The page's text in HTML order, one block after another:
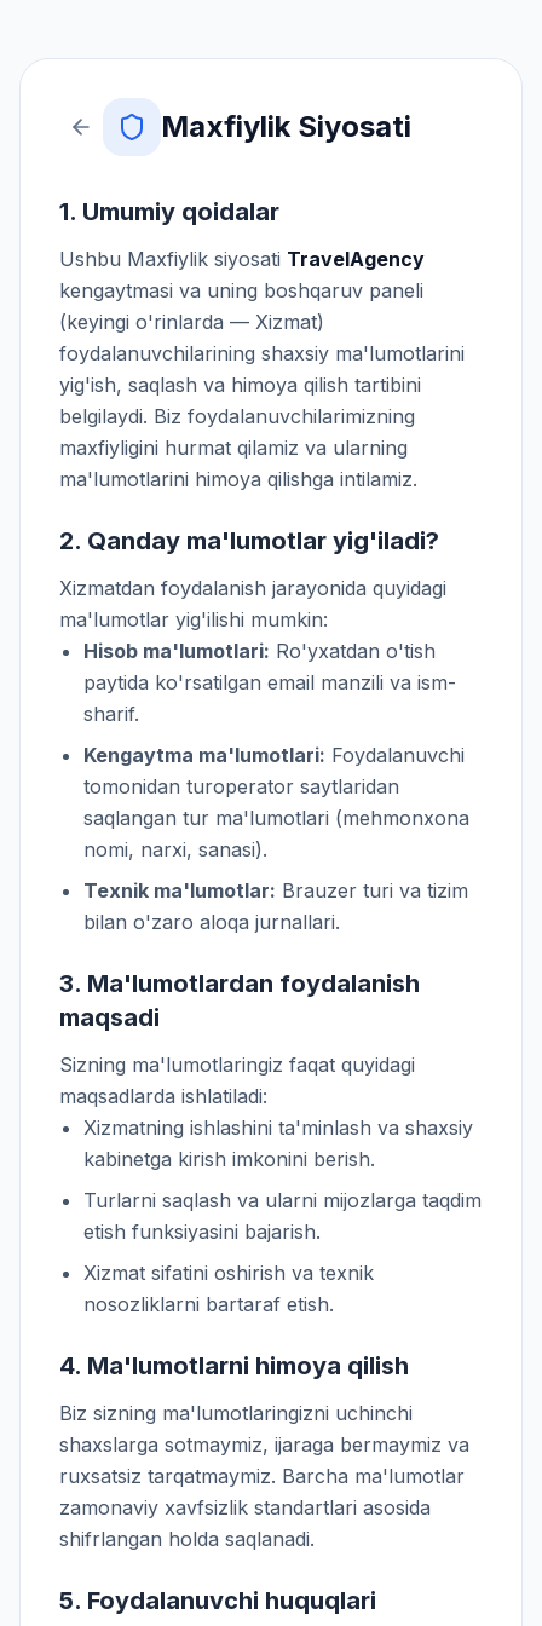
Maxfiylik Siyosati
1. Umumiy qoidalar
Ushbu Maxfiylik siyosati TravelAgency
kengaytmasi va uning boshqaruv paneli
(keyingi o'rinlarda — Xizmat)
foydalanuvchilarining shaxsiy ma'lumotlarini
yig'ish, saqlash va himoya qilish tartibini
belgilaydi. Biz foydalanuvchilarimizning
maxfiyligini hurmat qilamiz va ularning
ma'lumotlarini himoya qilishga intilamiz.
2. Qanday ma'lumotlar yig'iladi?
Xizmatdan foydalanish jarayonida quyidagi
ma'lumotlar yig'ilishi mumkin:
Hisob ma'lumotlari: Ro'yxatdan o'tish
paytida ko'rsatilgan email manzili va ism-
sharif.
Kengaytma ma'lumotlari: Foydalanuvchi
tomonidan turoperator saytlaridan
saqlangan tur ma'lumotlari (mehmonxona
nomi, narxi, sanasi).
Texnik ma'lumotlar: Brauzer turi va tizim
bilan o'zaro aloqa jurnallari.
3. Ma'lumotlardan foydalanish
maqsadi
Sizning ma'lumotlaringiz faqat quyidagi
maqsadlarda ishlatiladi:
Xizmatning ishlashini ta'minlash va shaxsiy
kabinetga kirish imkonini berish.
Turlarni saqlash va ularni mijozlarga taqdim
etish funksiyasini bajarish.
Xizmat sifatini oshirish va texnik
nosozliklarni bartaraf etish.
4. Ma'lumotlarni himoya qilish
Biz sizning ma'lumotlaringizni uchinchi
shaxslarga sotmaymiz, ijaraga bermaymiz va
ruxsatsiz tarqatmaymiz. Barcha ma'lumotlar
zamonaviy xavfsizlik standartlari asosida
shifrlangan holda saqlanadi.
5. Foydalanuvchi huquqlari